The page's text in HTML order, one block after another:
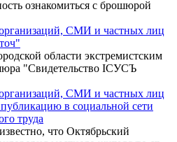
ознакомиться с брошюрой
СМИ и частных лиц
области экстремистским
"Свидетельство IСУСЪ
СМИ и частных лиц
в социальной сети
труда
что Октябрьский